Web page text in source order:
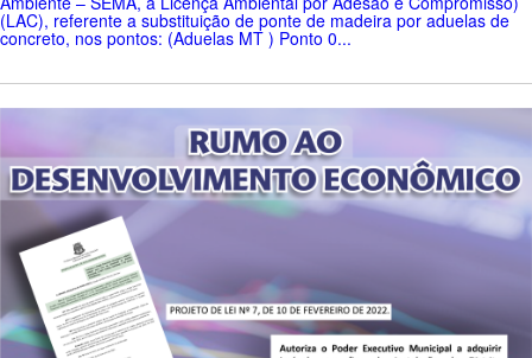
(LAC), referente a substituição de ponte de madeira por aduelas de
concreto, nos pontos: (Aduelas MT ) Ponto 0...